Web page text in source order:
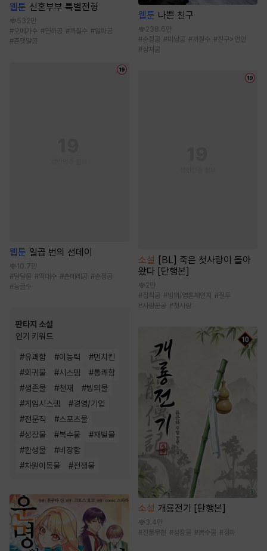
웹툰 신혼부부 특별전형
532만
#오메가수 #연하공 #까칠수 #알파공
#존댓말공
웹툰 일곱 번의 선데이
10.7만
#달달물 #떡대수 #츤데레공 #순정공
#능글수
판타지 소설
인기 키워드
#유쾌함 #이능력 #먼치킨
#회귀물 #시스템 #통쾌함
#생존물 #천재 #빙의물
#게임시스템 #경영/기업
#전문직 #스포츠물
#성장물 #복수물 #재벌물
#환생물 #비장함
#차원이동물 #전쟁물
웹툰 나쁜 친구
238.6만
#순정공 #미남공 #까칠수 #친구>연인
#상처공
소설
[BL] 죽은 첫사랑이 돌아
왔다 [단행본]
2만
#집착공 #빙의/영혼체인지 #질투
#사랑꾼공 #첫사랑
소설 개룡전기 [단행본]
3.4만
#전통무협 #성장물 #복수물 #정파